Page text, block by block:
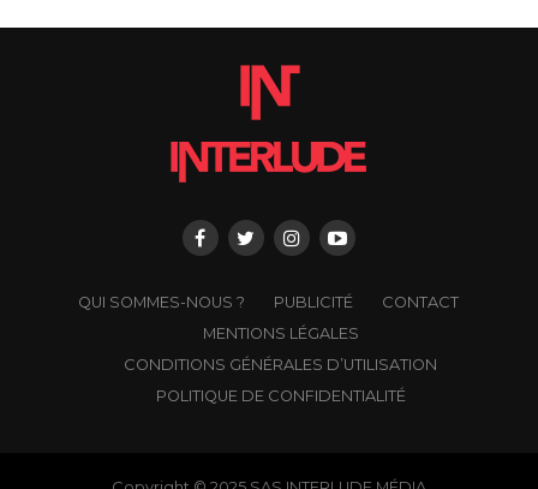
QUI SOMMES-NOUS ? PUBLICITÉ
CONTACT
MENTIONS LÉGALES
CONDITIONS GÉNÉRALES D’UTILISATION
POLITIQUE DE CONFIDENTIALITÉ